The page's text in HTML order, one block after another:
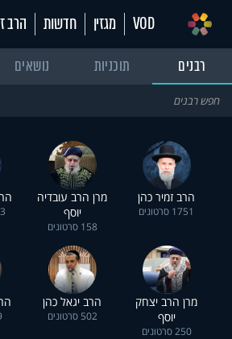
VOD מגזין חדשות הרב
רבנים
תוכניות נושאים
הרב זמיר כהן
1751 סרטונים
מרן הרב עובדיה
יוסף
158 סרטונים
מרן הרב יצחק
יוסף
250 סרטונים
הרב יגאל כהן
502 סרטונים